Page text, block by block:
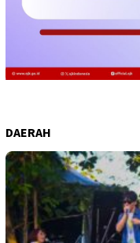
DAERAH